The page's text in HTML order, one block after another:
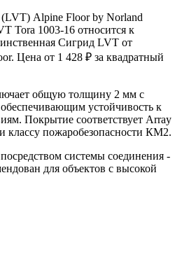
Alpine Floor by Norland
Tora 1003-16 относится к
Сигрид LVT от
Цена от 1 428 ₽ за квадратный
общую толщину 2 мм с
устойчивость к
Покрытие соответствует Array
классу пожаробезопасности КМ2.
системы соединения -
для объектов с высокой